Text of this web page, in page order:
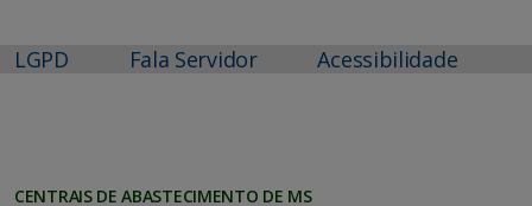
LGPD Fala Servidor Acessibilidade
CENTRAIS DE ABASTECIMENTO DE MS